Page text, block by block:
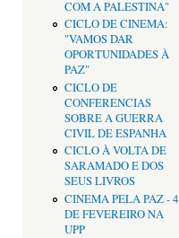
COM A PALESTINA"
CICLO DE CINEMA:
"VAMOS DAR
OPORTUNIDADES À
PAZ"
CICLO DE
CONFERENCIAS
SOBRE A GUERRA
CIVIL DE ESPANHA
CICLO À VOLTA DE
SARAMADO E DOS
SEUS LIVROS
CINEMA PELA PAZ - 4
DE FEVEREIRO NA
UPP